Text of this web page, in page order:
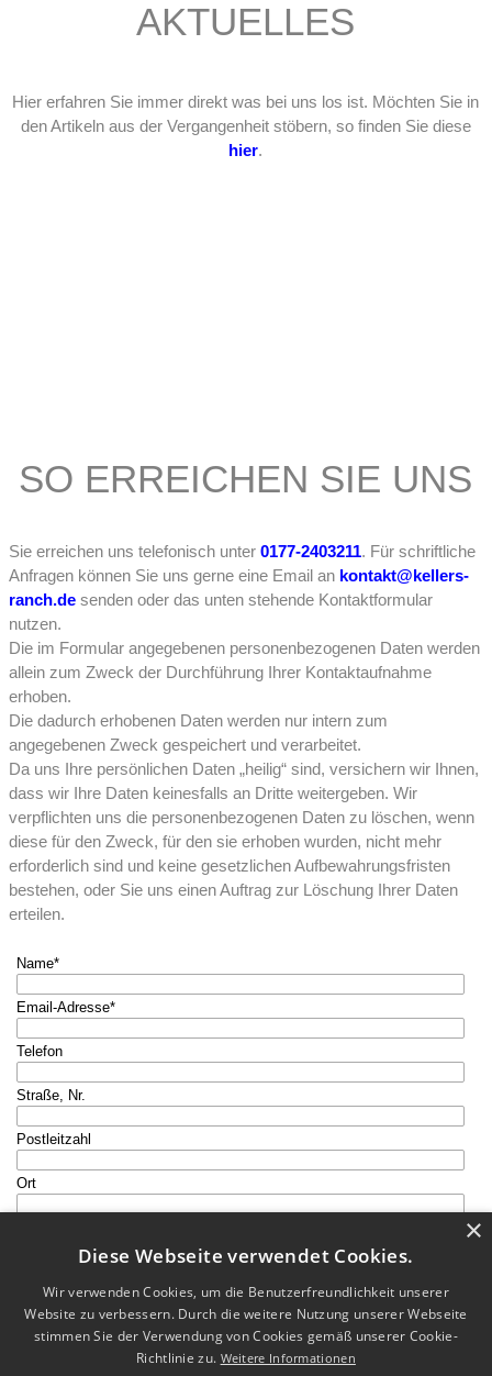
AKTUELLES
Hier erfahren Sie immer direkt was bei uns los ist. Möchten Sie in
den Artikeln aus der Vergangenheit stöbern, so finden Sie diese
hier.
SO ERREICHEN SIE UNS
Sie erreichen uns telefonisch unter 0177-2403211. Für schriftliche
Anfragen können Sie uns gerne eine Email an kontakt@kellers-
ranch.de senden oder das unten stehende Kontaktformular
nutzen.
Die im Formular angegebenen personenbezogenen Daten werden
allein zum Zweck der Durchführung Ihrer Kontaktaufnahme
erhoben.
Die dadurch erhobenen Daten werden nur intern zum
angegebenen Zweck gespeichert und verarbeitet.
Da uns Ihre persönlichen Daten „heilig“ sind, versichern wir Ihnen,
dass wir Ihre Daten keinesfalls an Dritte weitergeben. Wir
verpflichten uns die personenbezogenen Daten zu löschen, wenn
diese für den Zweck, für den sie erhoben wurden, nicht mehr
erforderlich sind und keine gesetzlichen Aufbewahrungsfristen
bestehen, oder Sie uns einen Auftrag zur Löschung Ihrer Daten
erteilen.
Name*
Email-Adresse*
Telefon
Straße, Nr.
Postleitzahl
Ort
×
Diese Webseite verwendet Cookies.
Wir verwenden Cookies, um die Benutzerfreundlichkeit unserer
Website zu verbessern. Durch die weitere Nutzung unserer Webseite
stimmen Sie der Verwendung von Cookies gemäß unserer Cookie-
Richtlinie zu. Weitere Informationen